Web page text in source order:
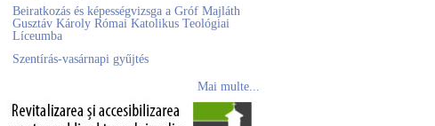
Beiratkozás és képességvizsga a Gróf Majláth
Gusztáv Károly Római Katolikus Teológiai
Líceumba
Szentírás-vasárnapi gyűjtés
Mai multe...